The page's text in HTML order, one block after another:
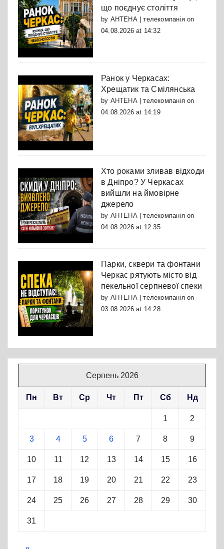
що поєднує століття
by АНТЕНА | телекомпаніяon
04.08.2026 at 14:32
Ранок у Черкасах:
Хрещатик та Смілянська
by АНТЕНА | телекомпаніяon
04.08.2026 at 14:19
Хто роками зливав відходи
в Дніпро? У Черкасах
вийшли на ймовірне
джерело
by АНТЕНА | телекомпаніяon
04.08.2026 at 12:35
Парки, сквери та фонтани
Черкас рятують місто від
пекельної серпневої спеки
by АНТЕНА | телекомпаніяon
03.08.2026 at 14:28
Серпень 2026
Пн Вт Ср Чт Пт Сб Нд
1 2
3 4 5 6 7 8 9
10 11 12 13 14 15 16
17 18 19 20 21 22 23
24 25 26 27 28 29 30
31